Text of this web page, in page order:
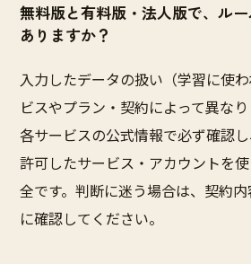
無料版と有料版・法人版で、ル
ありますか？
入力したデータの扱い（学習に使
ビスやプラン・契約によって異な
各サービスの公式情報で必ず確認
許可したサービス・アカウントを
全です。判断に迷う場合は、契約
に確認してください。